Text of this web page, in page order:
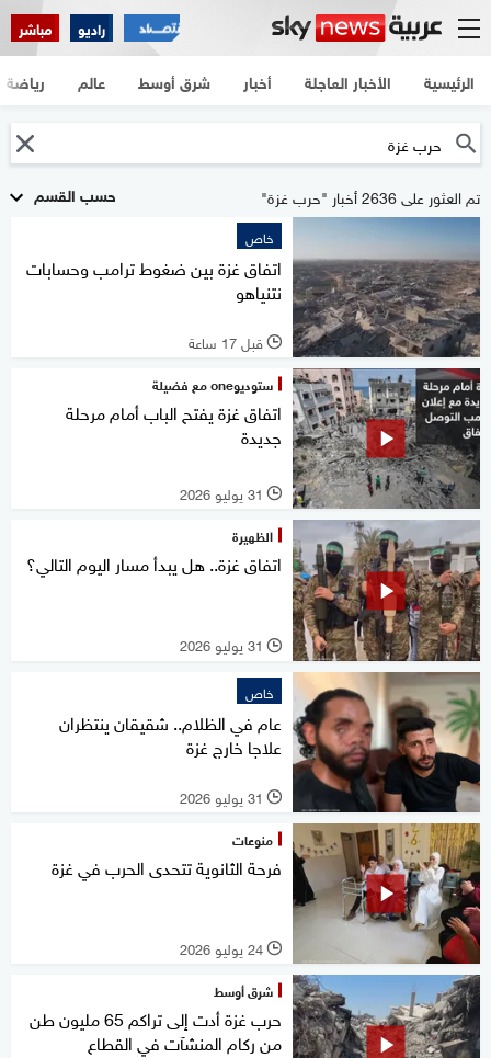
راديو مباشر
الرئيسية الأخبار العاجلة أخبار شرق أوسط عالم رياضة
حسب القسم تم العثور على 2636 أخبار "حرب غزة"
خاص
اتفاق غزة بين ضغوط ترامب وحسابات
نتنياهو
l قبل 17 ساعة
ستوديوone مع فضيلة
اتفاق غزة يفتح الباب أمام مرحلة
جديدة
l 31 يوليو 2026
الظهيرة
اتفاق غزة.. هل يبدأ مسار اليوم التالي؟
l 31 يوليو 2026
خاص
عام في الظلام.. شقيقان ينتظران
علاجا خارج غزة
l 31 يوليو 2026
منوعات
فرحة الثانوية تتحدى الحرب في غزة
l 24 يوليو 2026
شرق أوسط
حرب غزة أدت إلى تراكم 65 مليون طن
من ركام المنشآت في القطاع